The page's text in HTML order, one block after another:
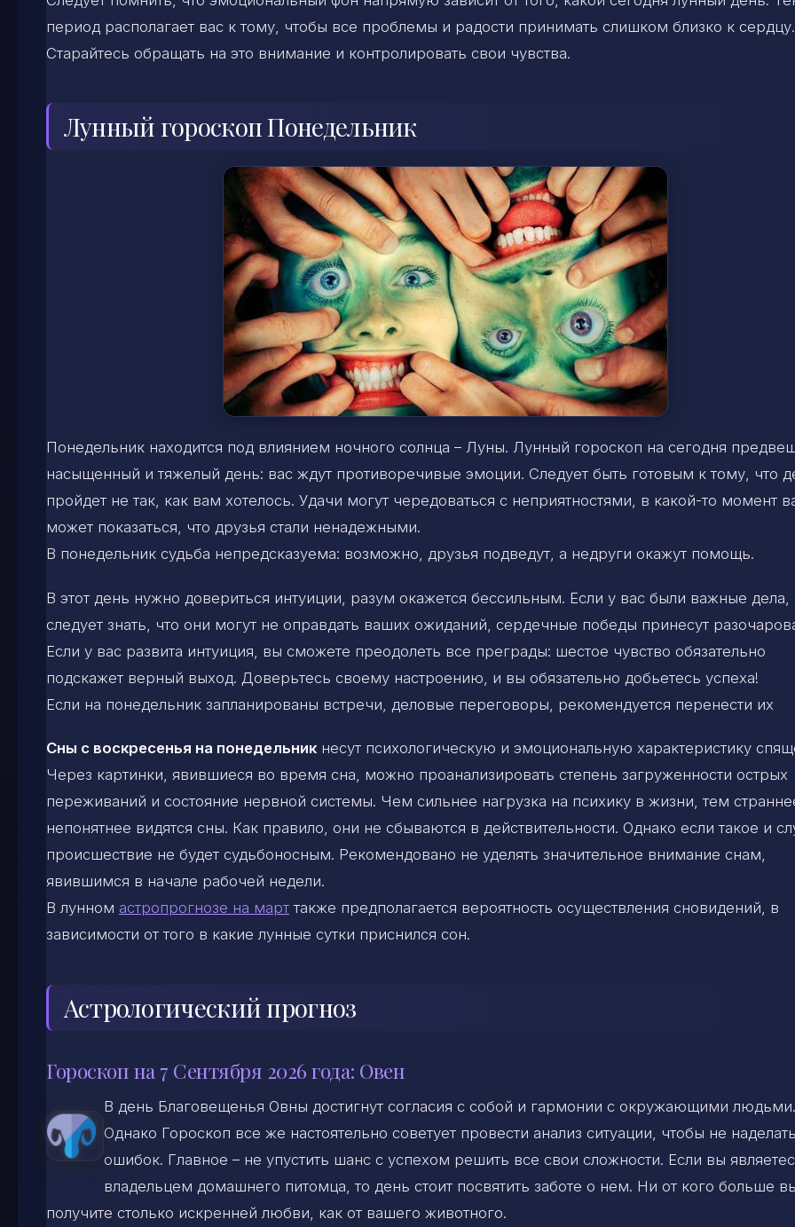
период располагает вас к тому, чтобы все проблемы и радости принимать слишком близко к сердцу.
Старайтесь обращать на это внимание и контролировать свои чувства.
Лунный гороскоп Понедельник
Понедельник находится под влиянием ночного солнца – Луны. Лунный гороскоп на сегодня
насыщенный и тяжелый день: вас ждут противоречивые эмоции. Следует быть готовым к тому, что
пройдет не так, как вам хотелось. Удачи могут чередоваться с неприятностями, в какой-то момент
может показаться, что друзья стали ненадежными.
В понедельник судьба непредсказуема: возможно, друзья подведут, а недруги окажут помощь.
В этот день нужно довериться интуиции, разум окажется бессильным. Если у вас были важные дела,
следует знать, что они могут не оправдать ваших ожиданий, сердечные победы принесут
Если у вас развита интуиция, вы сможете преодолеть все преграды: шестое чувство обязательно
подскажет верный выход. Доверьтесь своему настроению, и вы обязательно добьетесь успеха!
Если на понедельник запланированы встречи, деловые переговоры, рекомендуется перенести их
Сны с воскресенья на понедельник несут психологическую и эмоциональную характеристику
Через картинки, явившиеся во время сна, можно проанализировать степень загруженности острых
переживаний и состояние нервной системы. Чем сильнее нагрузка на психику в жизни, тем
непонятнее видятся сны. Как правило, они не сбываются в действительности. Однако если такое и
происшествие не будет судьбоносным. Рекомендовано не уделять значительное внимание снам,
явившимся в начале рабочей недели.
В лунном астропрогнозе на март также предполагается вероятность осуществления сновидений, в
зависимости от того в какие лунные сутки приснился сон.
Астрологический прогноз
Гороскоп на 7 Сентября 2026 года: Овен
В день Благовещенья Овны достигнут согласия с собой и гармонии с окружающими людьми.
Однако Гороскоп все же настоятельно советует провести анализ ситуации, чтобы не
ошибок. Главное – не упустить шанс с успехом решить все свои сложности. Если вы
владельцем домашнего питомца, то день стоит посвятить заботе о нем. Ни от кого больше
получите столько искренней любви, как от вашего животного.